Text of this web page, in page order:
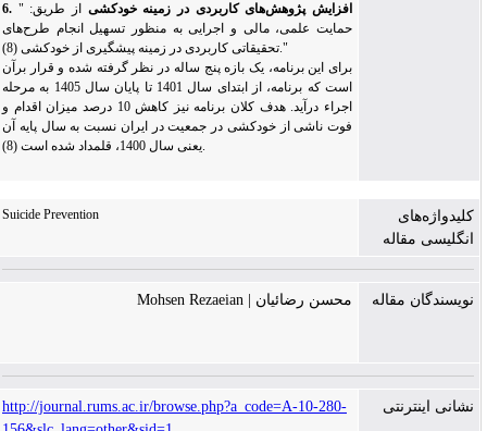
6. افزایش پژوهش‌های کاربردی در زمینه خودکشی از طریق:"
حمایت علمی، مالی و اجرایی به منظور تسهیل انجام طرح‌های
برای این برنامه، یک بازه پنج ساله در نظر گرفته شده و قرار برآن
است که برنامه، از ابتدای سال 1401 تا پایان سال 1405 به مرحله
اجراء درآید. هدف کلان برنامه نیز کاهش 10 درصد میزان اقدام و
فوت ناشی از خودکشی در جمعیت در ایران نسبت به سال پایه آن
کلیدواژه‌های
انگلیسی مقاله
Suicide Prevention
نویسندگان مقاله محسن رضائیان | Mohsen Rezaeian
نشانی اینترنتی
http://journal.rums.ac.ir/browse.php?a_code=A-10-280-